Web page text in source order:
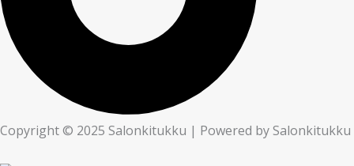
Copyright © 2025 Salonkitukku | Powered by Salonkitukku